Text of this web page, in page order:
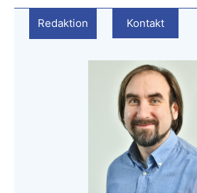
Redaktion Kontakt